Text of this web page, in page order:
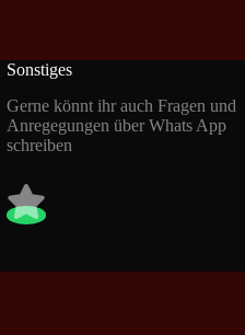
Sonstiges
Gerne könnt ihr auch Fragen und
Anregegungen über Whats App
schreiben